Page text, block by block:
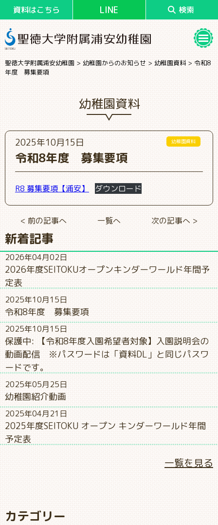
資料はこちら LINE 検索
聖徳大学附属浦安幼稚園>幼稚園からのお知らせ>幼稚園資料>令和8
年度 募集要項
幼稚園資料
新着記事
2026年04月02日
2026年度SEITOKUオープンキンダーワールド年間予
定表
2025年10月15日
令和8年度 募集要項
2025年10月15日
保護中: 【令和8年度入園希望者対象】入園説明会の
動画配信 ※パスワードは「資料DL」と同じパスワ
ードです。
2025年05月25日
幼稚園紹介動画
2025年04月21日
2025年度SEITOKU オープン キンダーワールド年間
予定表
一覧を見る
カテゴリー
2025年10月15日
令和8年度 募集要項
幼稚園資料
R8 募集要項【浦安】 ダウンロード
< 前の記事へ 一覧へ 次の記事へ >